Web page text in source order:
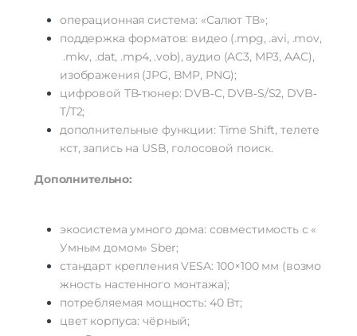
операционная система: «Салют ТВ»;
поддержка форматов: видео (.mpg, .avi, .mov,
.mkv, .dat, .mp4, .vob), аудио (AC3, MP3, AAC),
изображения (JPG, BMP, PNG);
цифровой ТВ‑тюнер: DVB‑C, DVB‑S/S2, DVB‑
T/T2;
дополнительные функции: Time Shift, телете
кст, записьна USB, голосовой поиск.
Дополнительно:
экосистема умного дома: совместимостьс «
Умным домом» Sber;
стандарткрепления VESA: 100×100мм (возмо
жность настенного монтажа);
потребляемая мощность: 40Вт;
цветкорпуса: чёрный;